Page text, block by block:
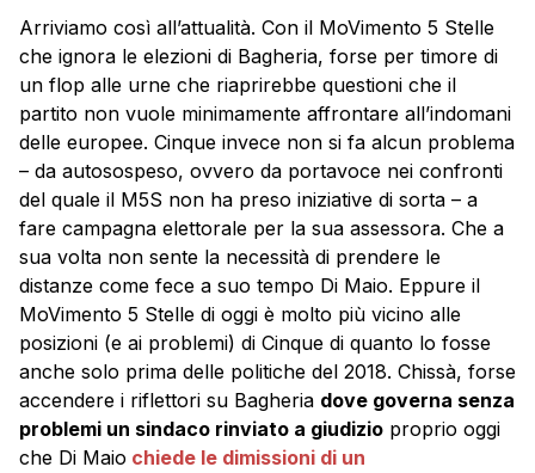
Arriviamo così all’attualità. Con il MoVimento 5 Stelle
che ignora le elezioni di Bagheria, forse per timore di
un flop alle urne che riaprirebbe questioni che il
partito non vuole minimamente affrontare all’indomani
delle europee. Cinque invece non si fa alcun problema
– da autosospeso, ovvero da portavoce nei confronti
del quale il M5S non ha preso iniziative di sorta – a
fare campagna elettorale per la sua assessora. Che a
sua volta non sente la necessità di prendere le
distanze come fece a suo tempo Di Maio. Eppure il
MoVimento 5 Stelle di oggi è molto più vicino alle
posizioni (e ai problemi) di Cinque di quanto lo fosse
anche solo prima delle politiche del 2018. Chissà, forse
accendere i riflettori su Bagheria dove governa senza
problemi un sindaco rinviato a giudizio proprio oggi
che Di Maio chiede le dimissioni di un